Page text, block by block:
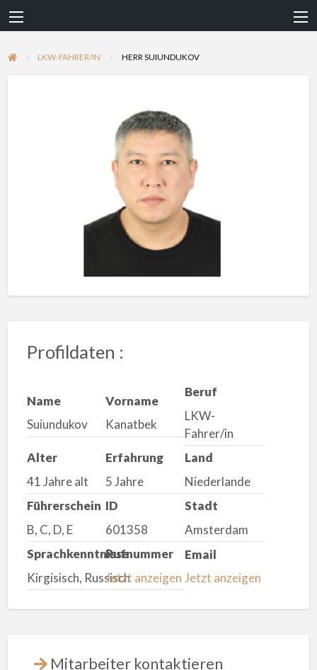
LKW-FAHRER/IN HERR SUIUNDUKOV
Profildaten :
Name
Suiundukov
Vorname
Kanatbek
Beruf
LKW-
Fahrer/in
Alter
41 Jahre alt
Erfahrung
5 Jahre
Land
Niederlande
Führerschein
B, C, D, E
ID
601358
Stadt
Amsterdam
Sprachkenntnisse
Kirgisisch, Russisch
Rufnummer
Jetzt anzeigen
Email
Jetzt anzeigen
Mitarbeiter kontaktieren